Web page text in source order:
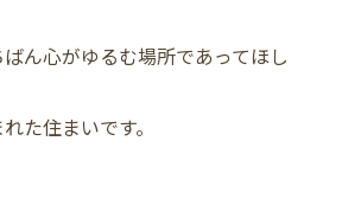
ばん心がゆるむ場所であってほし
た住まいです。